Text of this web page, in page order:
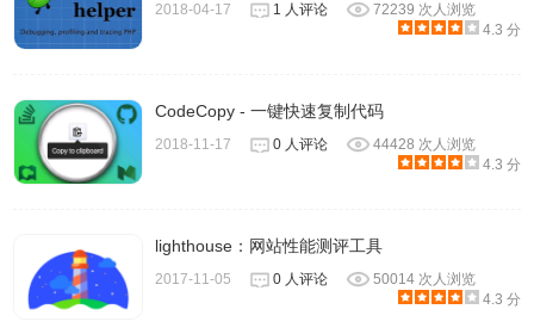
2018-04-17 1 人评论
72239 次人浏览
4.3 分
CodeCopy - 一键快速复制代码
2018-11-17 0 人评论
44428 次人浏览
4.3 分
lighthouse：网站性能测评工具
2017-11-05 0 人评论
50014 次人浏览
4.3 分